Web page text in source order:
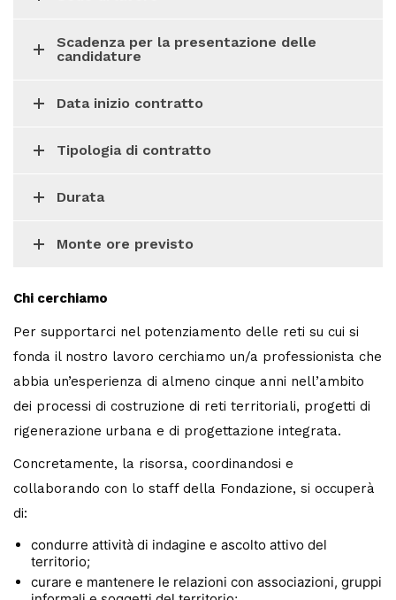
Scadenza per la presentazione delle
candidature
Data inizio contratto
Tipologia di contratto
Durata
Monte ore previsto
Chi cerchiamo
Per supportarci nel potenziamento delle reti su cui si
fonda il nostro lavoro cerchiamo un/a professionista che
abbia un’esperienza di almeno cinque anni nell’ambito
dei processi di costruzione di reti territoriali, progetti di
rigenerazione urbana e di progettazione integrata.
Concretamente, la risorsa, coordinandosi e
collaborando con lo staff della Fondazione, si occuperà
di:
condurre attività di indagine e ascolto attivo del
territorio;
curare e mantenere le relazioni con associazioni, gruppi